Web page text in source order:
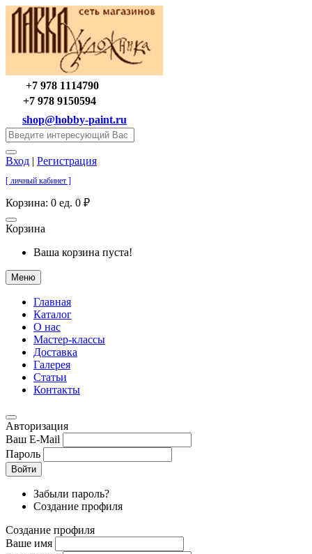
+7 978 1114790
+7 978 9150594
shop@hobby-paint.ru
Вход | Регистрация
[ личный кабинет ]
Корзина: 0 ед. 0 ₽
Корзина
Ваша корзина пуста!
Меню
Главная
Каталог
О нас
Мастер-классы
Доставка
Галерея
Статьи
Контакты
Авторизация
Ваш E-Mail
Пароль
Войти
Забыли пароль?
Создание профиля
Создание профиля
Ваше имя